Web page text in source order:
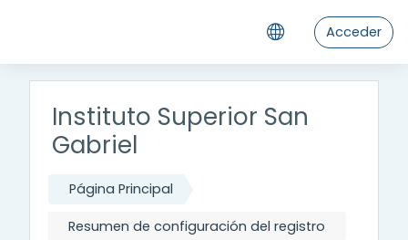
Acceder
Instituto Superior San
Gabriel
Página Principal
Resumen de configuración del registro